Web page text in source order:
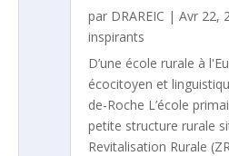
par DRAREIC |Avr 22,
inspirants
D’une école rurale à
écocitoyen et
de-Roche L’école
petite structure rurale
Revitalisation Rurale